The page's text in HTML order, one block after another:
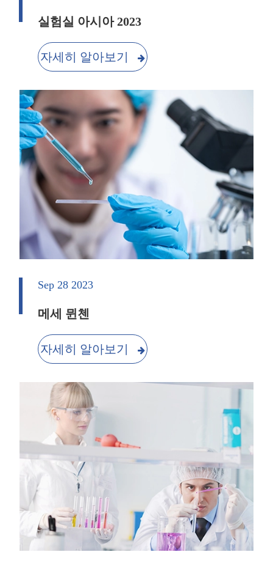
실험실 아시아 2023
자세히 알아보기
Sep 28 2023
메세 뮌첸
자세히 알아보기